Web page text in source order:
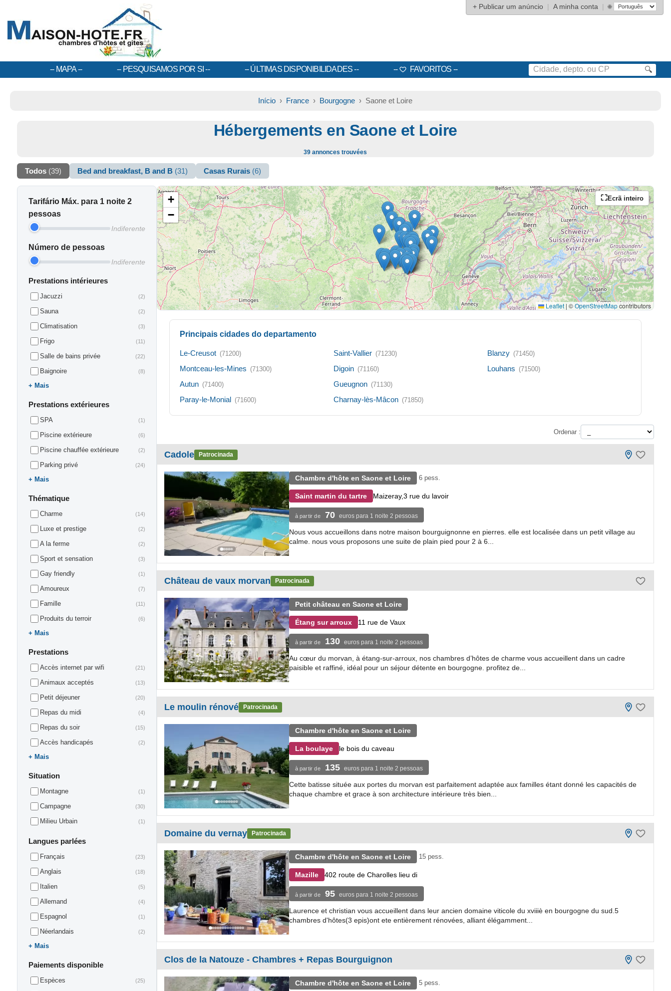
+ Publicar um anúncio | A minha conta | 🌐
MAPA PESQUISAMOS POR SI ÚLTIMAS DISPONIBILIDADES FAVORITOS 🔍
Início › France › Bourgogne › Saone et Loire
Hébergements en Saone et Loire
39 annonces trouvées
Todos (39) Bed and breakfast, B and B (31) Casas Rurais (6)
Tarifário Máx. para 1 noite 2
pessoas
Indiferente
Número de pessoas
Indiferente
Prestations intérieures
Jacuzzi (2)
Sauna (2)
Climatisation (3)
Frigo (11)
Salle de bains privée (22)
Baignoire (8)
Mais
Prestations extérieures
SPA (1)
Piscine extérieure (6)
Piscine chauffée extérieure (2)
Parking privé (24)
Mais
Thématique
Charme (14)
Luxe et prestige (2)
A la ferme (2)
Sport et sensation (3)
Gay friendly (1)
Amoureux (7)
Famille (11)
Produits du terroir (6)
Mais
Prestations
Accès internet par wifi (21)
Animaux acceptés (13)
Petit déjeuner (20)
Repas du midi (4)
Repas du soir (15)
Accès handicapés (2)
Mais
Situation
Montagne (1)
Campagne (30)
Milieu Urbain (1)
Langues parlées
Français (23)
Anglais (18)
Italien (5)
Allemand (4)
Espagnol (1)
Néerlandais (2)
Mais
Paiements disponible
Espèces (25)
Ecrã inteiro
+
−
Leaflet | ©OpenStreetMapcontributors
Principais cidades do departamento
Le-Creusot (71200)
Montceau-les-Mines (71300)
Autun (71400)
Paray-le-Monial (71600)
Saint-Vallier (71230)
Digoin (71160)
Gueugnon (71130)
Charnay-lès-Mâcon (71850)
Blanzy (71450)
Louhans (71500)
Ordenar :
Cadole Patrocinada
Chambre d'hôte en Saone et Loire 6 pess.
Saint martin du tartre Maizeray,3 rue du lavoir
à partir de 70 euros para 1 noite 2 pessoas
Nous vous accueillons dans notre maison bourguignonne en pierres. elle est localisée dans un petit village au
calme. nous vous proposons une suite de plain pied pour 2 à 6...
Château de vaux morvan Patrocinada
Petit château en Saone et Loire
Étang sur arroux 11 rue de Vaux
à partir de 130 euros para 1 noite 2 pessoas
Au cœur du morvan, à étang-sur-arroux, nos chambres d’hôtes de charme vous accueillent dans un cadre
paisible et raffiné, idéal pour un séjour détente en bourgogne. profitez de...
Le moulin rénové Patrocinada
Chambre d'hôte en Saone et Loire
La boulaye le bois du caveau
à partir de 135 euros para 1 noite 2 pessoas
Cette batisse située aux portes du morvan est parfaitement adaptée aux familles étant donné les capacités de
chaque chambre et grace à son architecture intérieure très bien...
Domaine du vernay Patrocinada
Chambre d'hôte en Saone et Loire 15 pess.
Mazille 402 route de Charolles lieu di
à partir de 95 euros para 1 noite 2 pessoas
Laurence et christian vous accueillent dans leur ancien domaine viticole du xviiiè en bourgogne du sud.5
chambres d'hôtes(3 epis)ont ete entièrement rénovées, alliant élégamment...
Clos de la Natouze - Chambres + Repas Bourguignon
Chambre d'hôte en Saone et Loire 5 pess.